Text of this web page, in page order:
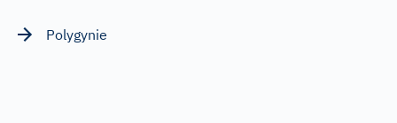
Polygynie